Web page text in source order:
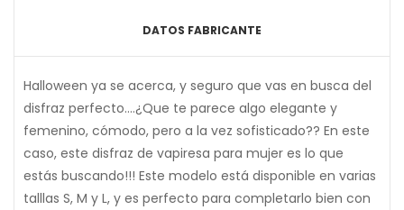
DATOS FABRICANTE
Halloween ya se acerca, y seguro que vas en busca del
disfraz perfecto....¿Que te parece algo elegante y
femenino, cómodo, pero a la vez sofisticado?? En este
caso, este disfraz de vapiresa para mujer es lo que
estás buscando!!! Este modelo está disponible en varias
talllas S, M y L, y es perfecto para completarlo bien con